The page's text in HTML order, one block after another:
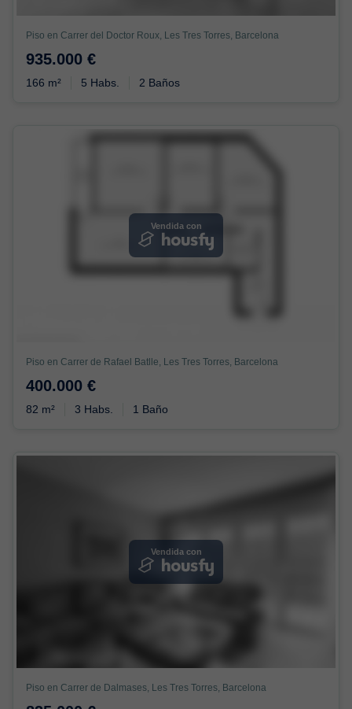
Piso en Carrer del Doctor Roux, Les Tres Torres, Barcelona
935.000 €
166 m² 5 Habs. 2 Baños
Vendida con
Piso en Carrer de Rafael Batlle, Les Tres Torres, Barcelona
400.000 €
82 m² 3 Habs. 1 Baño
Vendida con
Piso en Carrer de Dalmases, Les Tres Torres, Barcelona